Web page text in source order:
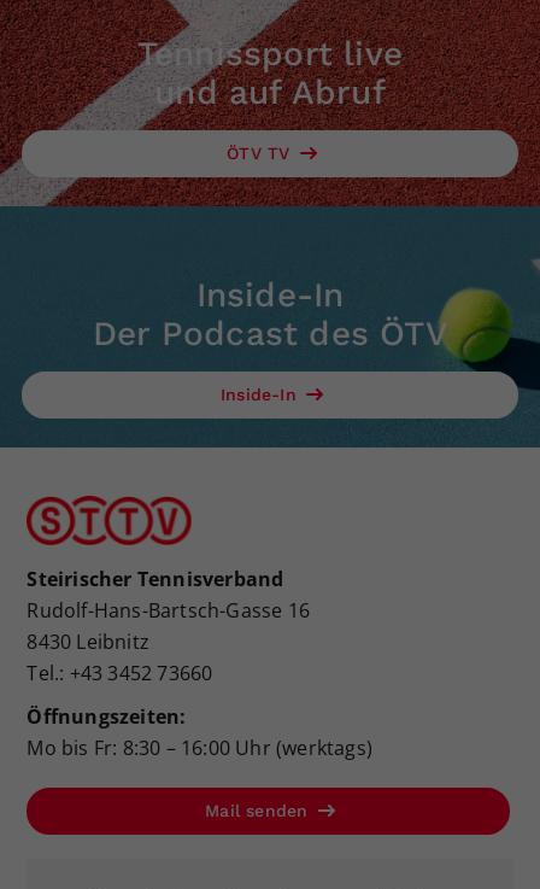
Tennissport live
und auf Abruf
ÖTV TV
Inside-In
Der Podcast des ÖTV
Inside-In
Steirischer Tennisverband
Rudolf-Hans-Bartsch-Gasse 16
8430 Leibnitz
Tel.: +43 3452 73660
Öffnungszeiten:
Mo bis Fr: 8:30 – 16:00 Uhr (werktags)
Mail senden